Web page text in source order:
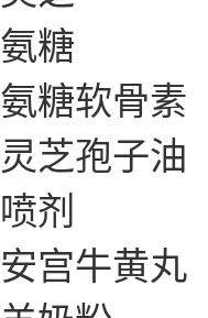
氨糖
氨糖软骨素
灵芝孢子油
喷剂
安宫牛黄丸